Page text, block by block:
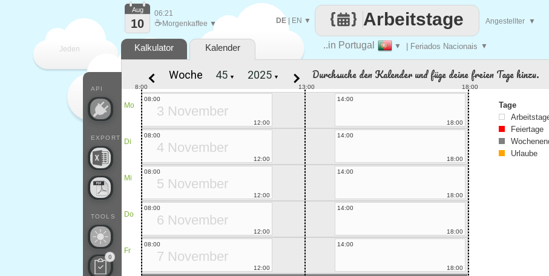
Jeden
Tag
..in Portugal ▼ | Feriados Nacionais ▼
Arbeitstage
DE| EN ▼ Angestellter ▼
API
EXPORT
TOOLS
0
Aug
10
06:21
☕ Morgenkaffee ▼
Kalkulator Kalender
Woche ▼ ▼ Durchsuche den Kalender und füge deine freien Tage hinzu.
Mo
Di
Mi
Do
Fr
13:00
8:00 18:00
3 November
08:00
12:00
14:00
18:00
4 November
08:00
12:00
14:00
18:00
5 November
08:00
12:00
14:00
18:00
6 November
08:00
12:00
14:00
18:00
7 November
08:00
12:00
14:00
18:00
Tage
Feiertage
Urlaube